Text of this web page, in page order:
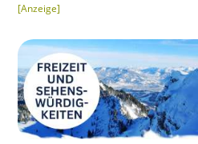
[Anzeige]